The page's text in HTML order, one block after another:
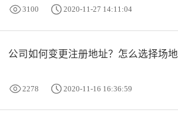
3100 2020-11-27 14:11:04
公司如何变更注册地址？怎么选择场地
2278 2020-11-16 16:36:59